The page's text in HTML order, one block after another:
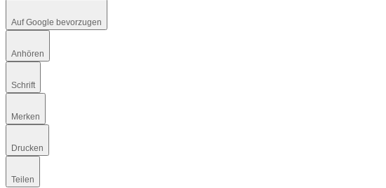
Auf Google bevorzugen
Anhören
Schrift
Merken
Drucken
Teilen